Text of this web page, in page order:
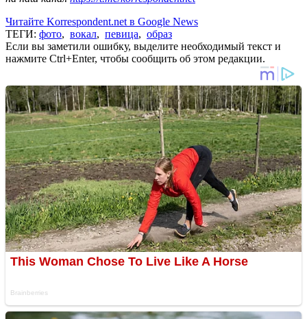
Читайте Korrespondent.net в Google News
ТЕГИ: фото, вокал, певица, образ
Если вы заметили ошибку, выделите необходимый текст и
нажмите Ctrl+Enter, чтобы сообщить об этом редакции.